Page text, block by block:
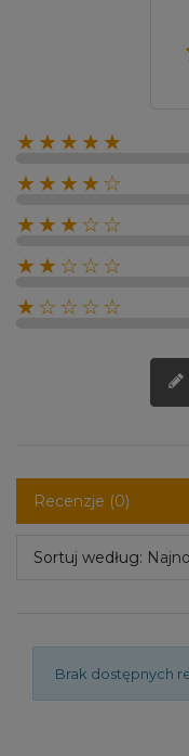
★★★★★
★★★★☆
★★★☆☆
★★☆☆☆
★☆☆☆☆
Recenzje (0)
Sortuj według:
Brak dostępnych